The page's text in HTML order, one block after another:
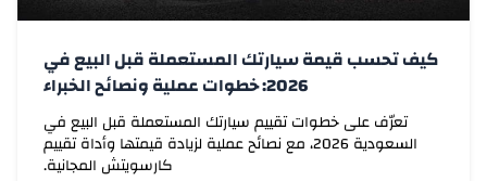
لامبورغيني
لاند روفر
لكزس
كيف تحسب قيمة سيارتك المستعملة قبل البيع في
2026: خطوات عملية ونصائح الخبراء
تعرّف على خطوات تقييم سيارتك المستعملة قبل البيع في
السعودية 2026، مع نصائح عملية لزيادة قيمتها وأداة تقييم
كارسويتش المجانية.